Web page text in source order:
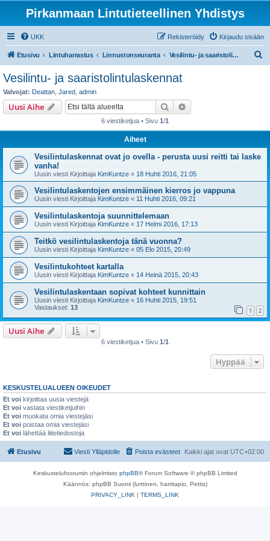
Pirkanmaan Lintutieteellinen Yhdistys
UKK Kirjaudu sisään
Rekisteröidy
Etusivu Lintuharrastus Linnustonseuranta Vesilintu- ja saaristolintulaskennat
Vesilintu- ja saaristolintulaskennat
Valvojat: Deattan Jared admin
Uusi Aihe Etsi
6 viestiketjua • Sivu 1/1
Aiheet
Vesilintulaskennat ovat jo ovella - perusta uusi reitti tai laske
vanha!
Uusin viesti Kirjoittaja KimKuntze « 18 Huhti 2016, 21:05
Vesilintulaskentojen ensimmäinen kierros jo vappuna
Uusin viesti Kirjoittaja KimKuntze « 11 Huhti 2016, 09:21
Vesilintulaskentoja suunnittelemaan
Uusin viesti Kirjoittaja KimKuntze « 17 Helmi 2016, 17:13
Teitkö vesilintulaskentoja tänä vuonna?
Uusin viesti Kirjoittaja KimKuntze « 05 Elo 2015, 20:49
Vesilintukohteet kartalla
Uusin viesti Kirjoittaja KimKuntze « 14 Heinä 2015, 20:43
Vesilintulaskentaan sopivat kohteet kunnittain
Uusin viesti Kirjoittaja KimKuntze « 16 Huhti 2015, 19:51
Vastaukset: 13 1 2
Uusi Aihe
6 viestiketjua • Sivu 1/1
Hyppää
KESKUSTELUALUEEN OIKEUDET
Et voi kirjoittaa uusia viestejä
Et voi vastata viestiketjuihin
Et voi muokata omia viestejäsi
Et voi poistaa omia viestejäsi
Et voi lähettää liitetiedostoja
Etusivu Kaikki ajat ovat UTC+02:00
Poista evästeet
Viesti Ylläpidolle
Keskustelufoorumin ohjelmisto phpBB® Forum Software © phpBB Limited
Käännös: phpBB Suomi (lurttinen, harritapio, Pettis)
PRIVACY_LINK | TERMS_LINK